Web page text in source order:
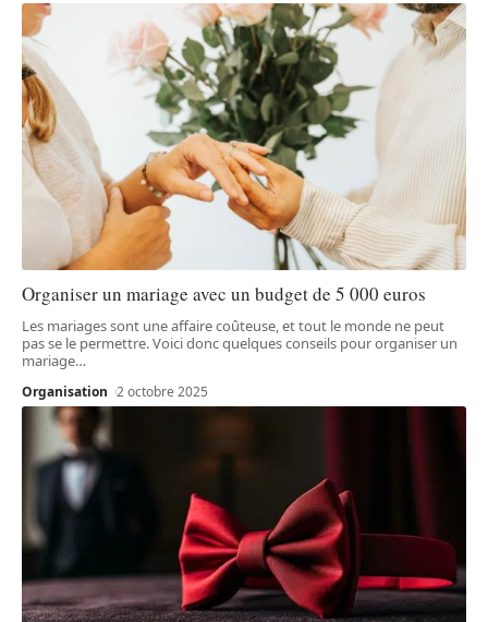
Organiser un mariage avec un budget de 5 000 euros
Les mariages sont une affaire coûteuse, et tout le monde ne peut
pas se le permettre. Voici donc quelques conseils pour organiser un
mariage…
Organisation 2 octobre 2025